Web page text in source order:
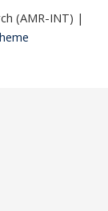
(AMR-INT) |